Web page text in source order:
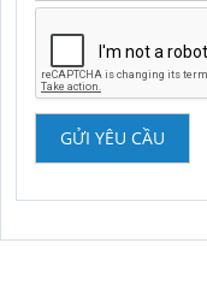
GỬI YÊU CẦU